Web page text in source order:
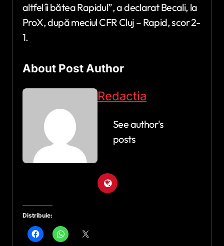
altfel îi bătea Rapidul”, a declarat Becali, la
ProX, după meciul CFR Cluj – Rapid, scor 2-
1.
About Post Author
Redactia
See author's
posts
Distribuie: